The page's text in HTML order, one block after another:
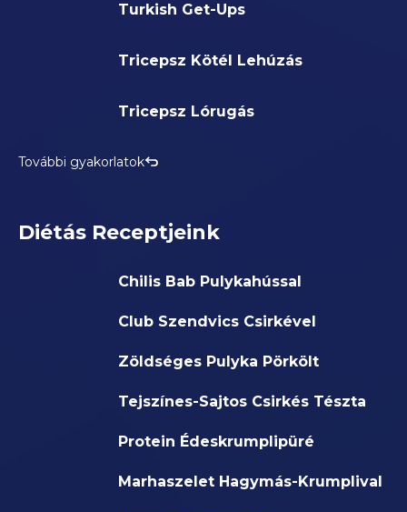
Turkish Get-Ups
Tricepsz Kötél Lehúzás
Tricepsz Lórugás
További gyakorlatok
Diétás Receptjeink
Chilis Bab Pulykahússal
Club Szendvics Csirkével
Zöldséges Pulyka Pörkölt
Tejszínes-Sajtos Csirkés Tészta
Protein Édeskrumplipüré
Marhaszelet Hagymás-Krumplival